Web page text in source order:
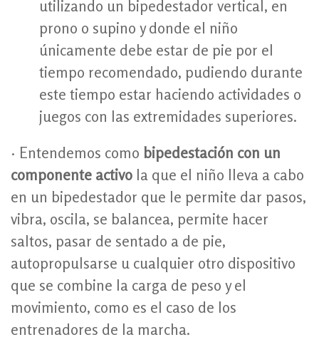
utilizando un bipedestador vertical, en
prono o supino y donde el niño
únicamente debe estar de pie por el
tiempo recomendado, pudiendo durante
este tiempo estar haciendo actividades o
juegos con las extremidades superiores.
· Entendemos como bipedestación con un
componente activo la que el niño lleva a cabo
en un bipedestador que le permite dar pasos,
vibra, oscila, se balancea, permite hacer
saltos, pasar de sentado a de pie,
autopropulsarse u cualquier otro dispositivo
que se combine la carga de peso y el
movimiento, como es el caso de los
entrenadores de la marcha.